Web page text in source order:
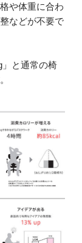
や体重に合わ
などが不要で
と通常の椅